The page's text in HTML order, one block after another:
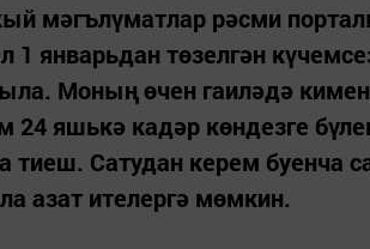
мәгълүматлар рәсми
1 январьдан төзелгән
Моның өчен гаиләдә
24 яшькә кадәр көндезге
тиеш. Сатудан керем буенча
азат ителергә мөмкин.